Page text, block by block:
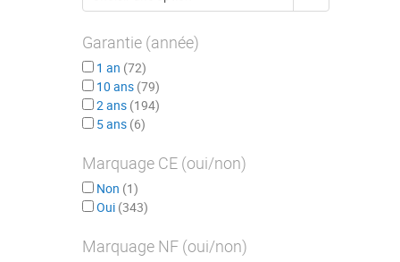
Garantie (année)
1 an 72
10 ans 79
2 ans 194
5 ans 6
Marquage CE (oui/non)
Non 1
Oui 343
Marquage NF (oui/non)